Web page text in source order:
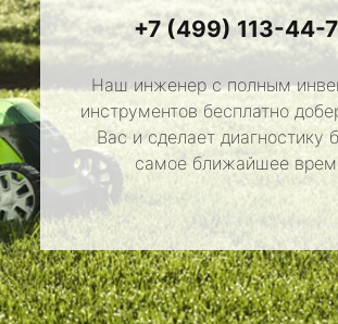
+7 (499) 113-44-
Наш инженер с полным
инструментов бесплатно
Вас и сделает диагностику
самое ближайшее